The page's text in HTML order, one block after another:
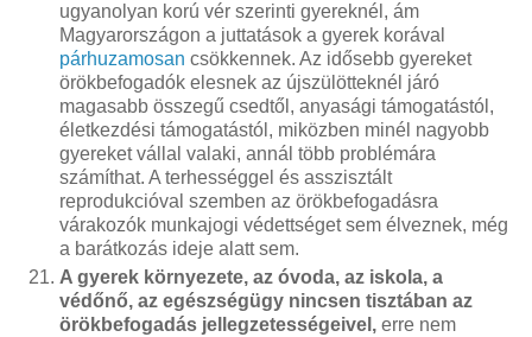
ugyanolyan korú vér szerinti gyereknél, ám
Magyarországon a juttatások a gyerek korával
párhuzamosan csökkennek. Az idősebb gyereket
örökbefogadók elesnek az újszülötteknél járó
magasabb összegű csedtől, anyasági támogatástól,
életkezdési támogatástól, miközben minél nagyobb
gyereket vállal valaki, annál több problémára
számíthat. A terhességgel és asszisztált
reprodukcióval szemben az örökbefogadásra
várakozók munkajogi védettséget sem élveznek, még
a barátkozás ideje alatt sem.
A gyerek környezete, az óvoda, az iskola, a
védőnő, az egészségügy nincsen tisztában az
örökbefogadás jellegzetességeivel, erre nem